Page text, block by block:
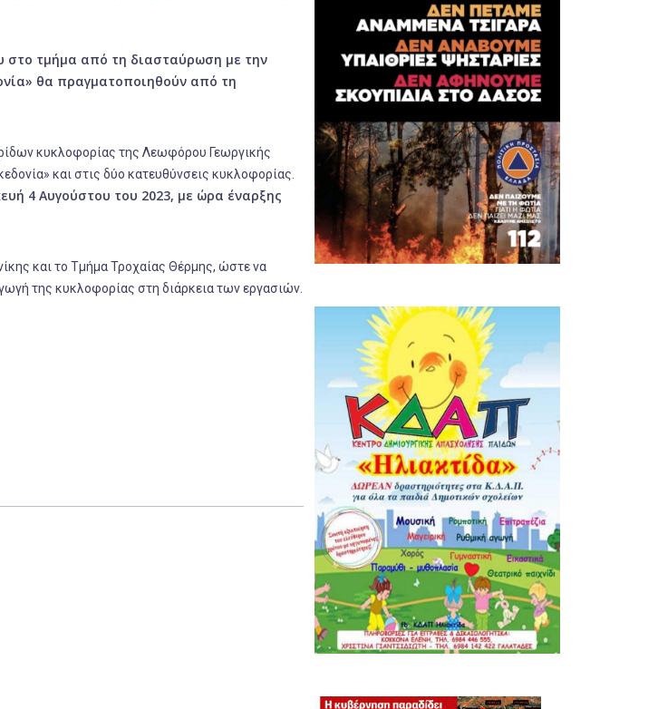
στο τμήμα από τη διασταύρωση με την
θα πραγματοποιηθούν από τη
κυκλοφορίας της Λεωφόρου Γεωργικής
και στις δύο κατευθύνσεις κυκλοφορίας.
4 Αυγούστου του 2023, με ώρα έναρξης
και το Τμήμα Τροχαίας Θέρμης, ώστε να
της κυκλοφορίας στη διάρκεια των εργασιών.